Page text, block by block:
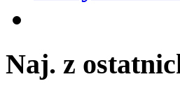
Naj. z